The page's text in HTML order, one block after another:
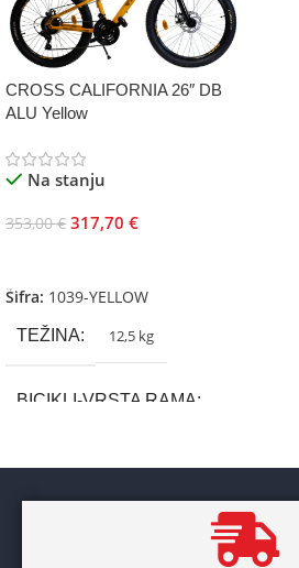
CROSS CALIFORNIA 26″ DB
ALU Yellow
Na stanju
353,00€ 317,70 €
Šifra: 1039-YELLOW
TEŽINA 12,5 kg
BICIKLI-VRSTA RAMA